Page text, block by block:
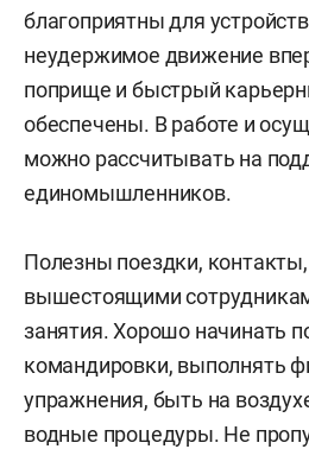
благоприятны для
неудержимое движение
поприще и быстрый
обеспечены. В работе и
можно рассчитывать на
единомышленников.
Полезны поездки,
вышестоящими
занятия. Хорошо начинать
командировки, выполнять
упражнения, быть на
водные процедуры. Не